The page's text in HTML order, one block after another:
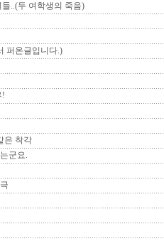
그대
..(두 여학생의 죽음)
퍼온글입니다.)
!
은 착각
군요.